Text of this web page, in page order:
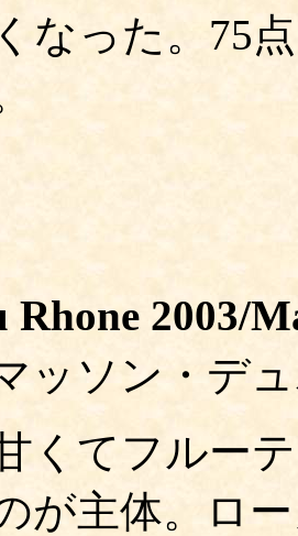
なった。75
Rhone 2003/
ッソン・デ
くてフルー
が主体。ロ